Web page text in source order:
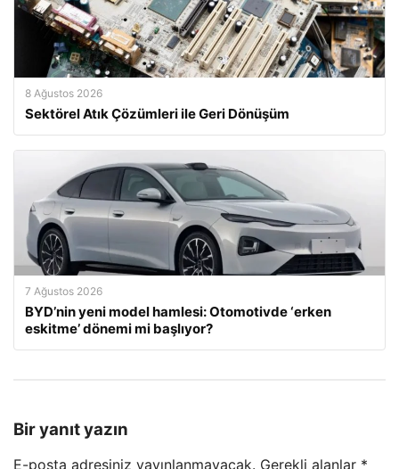
8 Ağustos 2026
Sektörel Atık Çözümleri ile Geri Dönüşüm
7 Ağustos 2026
BYD’nin yeni model hamlesi: Otomotivde ‘erken
eskitme’ dönemi mi başlıyor?
Bir yanıt yazın
E-posta adresiniz yayınlanmayacak. Gerekli alanlar *